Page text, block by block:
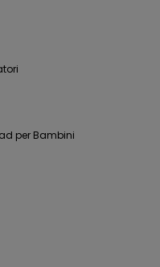
per Bambini